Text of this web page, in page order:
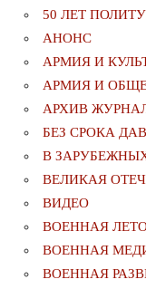
50 ЛЕТ
АНОНС
АРМИЯ И
АРМИЯ И
АРХИВ
БЕЗ СРОКА
В
ВЕЛИКАЯ
ВИДЕО
ВОЕННАЯ
ВОЕННАЯ
ВОЕННАЯ